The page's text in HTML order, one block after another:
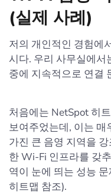
(실제 사례)
저의 개인적인 경험에
시다. 우리 사무실에서
중에 지속적으로 연결
처음에는 NetSpot 히
보여주었는데, 이는 매
가진 큰 음영 지역을
한 Wi-Fi 인프라를 갖
역이 눈에 띄는 성능
히트맵 참조).